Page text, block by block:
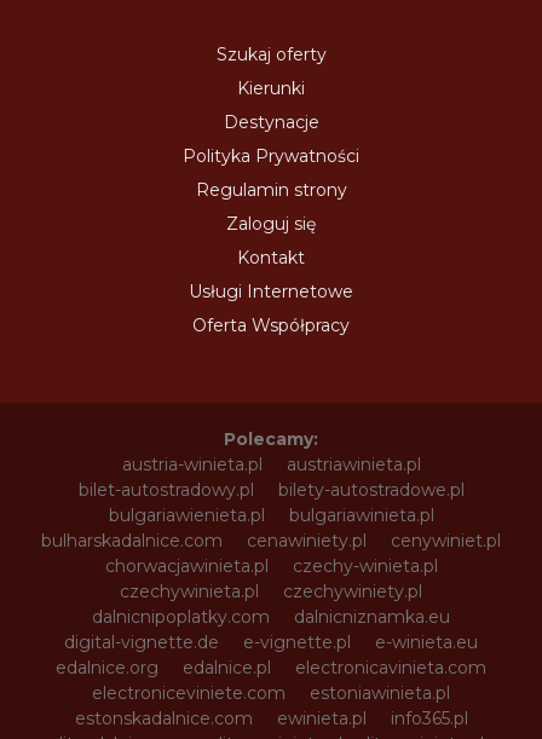
Szukaj oferty
Kierunki
Destynacje
Polityka Prywatności
Regulamin strony
Zaloguj się
Kontakt
Usługi Internetowe
Oferta Współpracy
Polecamy:
austria-winieta.pl
austriawinieta.pl
bilet-autostradowy.pl
bilety-autostradowe.pl
bulgariawienieta.pl
bulgariawinieta.pl
bulharskadalnice.com
cenawiniety.pl
cenywiniet.pl
chorwacjawinieta.pl
czechy-winieta.pl
czechywinieta.pl
czechywiniety.pl
dalnicnipoplatky.com
dalnicniznamka.eu
digital-vignette.de
e-vignette.pl
e-winieta.eu
edalnice.org
edalnice.pl
electronicavinieta.com
electroniceviniete.com
estoniawinieta.pl
estonskadalnice.com
ewinieta.pl
info365.pl